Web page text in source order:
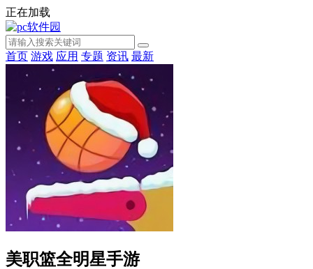
正在加载
首页 游戏 应用 专题 资讯 最新
美职篮全明星手游